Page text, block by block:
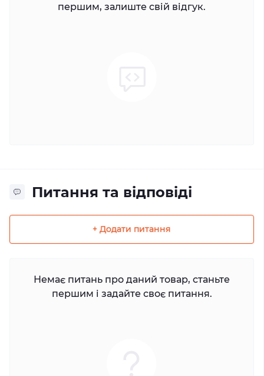
першим, залиште свій відгук.
Питання та відповіді
+ Додати питання
Немає питань про даний товар, станьте
першим і задайте своє питання.